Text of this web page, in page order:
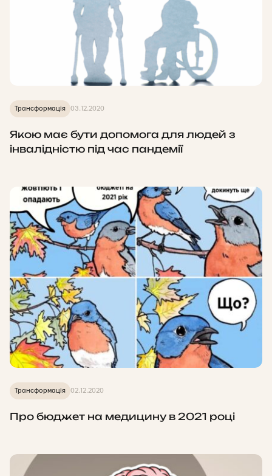
Трансформація 03.12.2020
Якою має бути допомога для людей з
інвалідністю під час пандемії
Трансформація 02.12.2020
Про бюджет на медицину в 2021 році